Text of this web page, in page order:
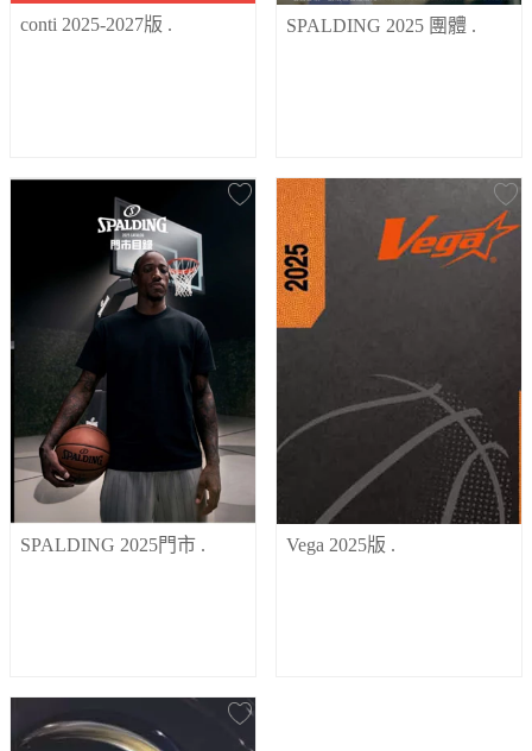
conti 2025-2027版 . SPALDING 2025 團體 .
SPALDING 2025門市 . Vega 2025版 .